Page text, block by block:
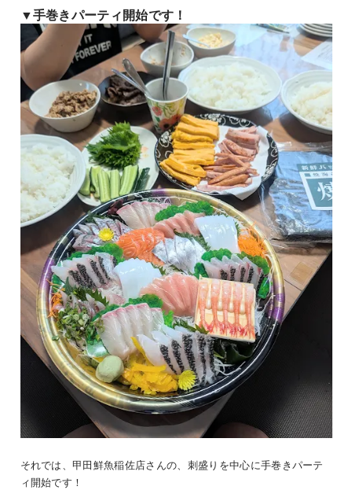
▼手巻きパーティ開始です！
それでは、甲田鮮魚稲佐店さんの、刺盛りを中心に手巻きパーテ
ィ開始です！